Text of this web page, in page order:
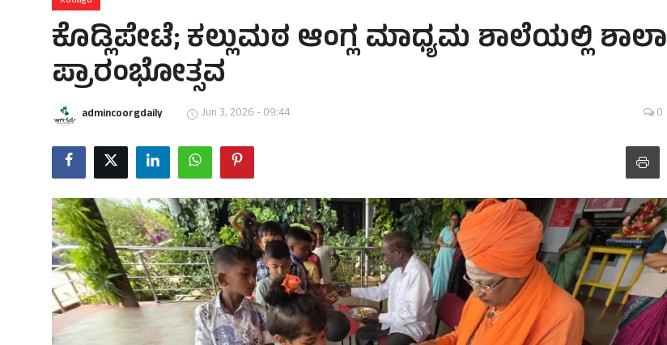
ec0942f
a0
ಕೊಡ್ಲಿಪೇಟೆ; ಕಲ್ಲುಮಠ ಆಂಗ್ಲ ಮಾಧ್ಯಮ ಶಾಲೆಯಲ್ಲಿ ಶಾಲಾ‌
ಪ್ರಾರಂಭೋತ್ಸವ
admincoorgdaily Jun 3, 2026 - 09:44 0